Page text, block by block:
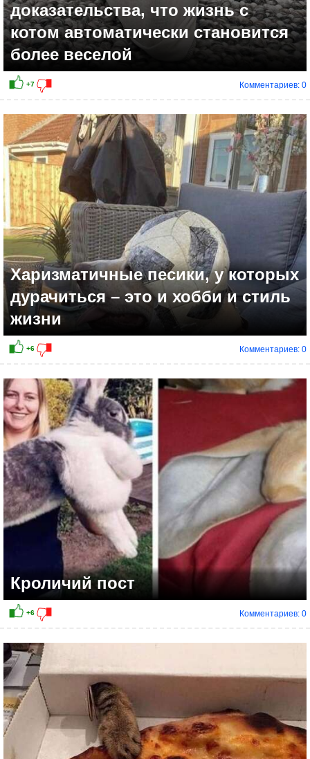
0
доказательства, что жизнь с
котом автоматически становится
более веселой
Комментариев: 0
Харизматичные песики, у которых
дурачиться – это и хобби и стиль
жизни
Комментариев: 0
Кроличий пост
Комментариев: 0